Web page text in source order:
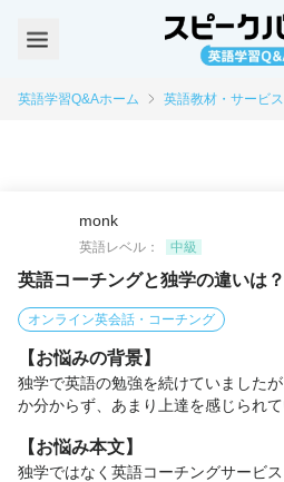
英語学習Q&Aホーム 英語教材・サービス
monk
英語レベル：
中級
英語コーチングと独学の違いは？
オンライン英会話・コーチング
【お悩みの背景】
独学で英語の勉強を続けていました
か分からず、あまり上達を感じられて
【お悩み本文】
独学ではなく英語コーチングサービ